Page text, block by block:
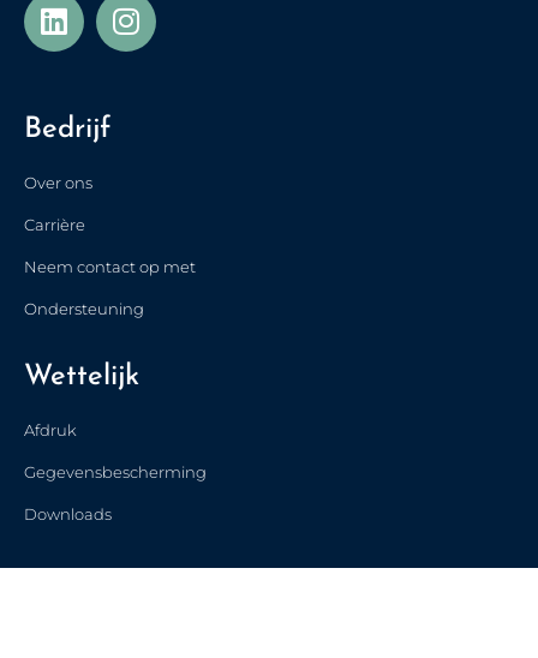
Bedrijf
Over ons
Carrière
Neem contact op met
Ondersteuning
Wettelijk
Afdruk
Gegevensbescherming
Downloads
Français